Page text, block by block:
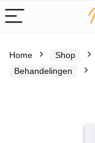
Home Shop
Behandelingen